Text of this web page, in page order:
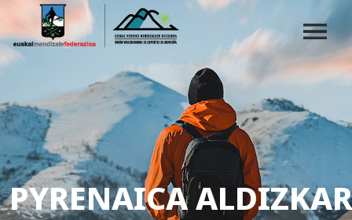
PYRENAICA